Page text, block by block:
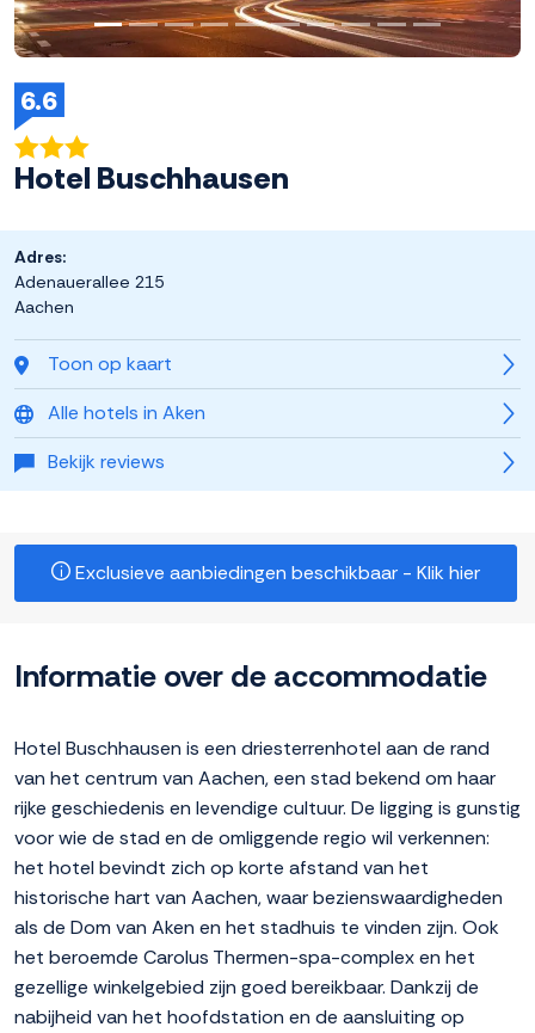
6.6
Hotel Buschhausen
Toon op kaart
Alle hotels in Aken
Bekijk reviews
Adres:
Adenauerallee 215
Aachen
Exclusieve aanbiedingen beschikbaar - Klik hier
Informatie over de accommodatie
Hotel Buschhausen is een driesterrenhotel aan de rand
van het centrum van Aachen, een stad bekend om haar
rijke geschiedenis en levendige cultuur. De ligging is gunstig
voor wie de stad en de omliggende regio wil verkennen:
het hotel bevindt zich op korte afstand van het
historische hart van Aachen, waar bezienswaardigheden
als de Dom van Aken en het stadhuis te vinden zijn. Ook
het beroemde Carolus Thermen-spa-complex en het
gezellige winkelgebied zijn goed bereikbaar. Dankzij de
nabijheid van het hoofdstation en de aansluiting op